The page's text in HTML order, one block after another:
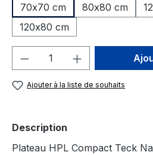
70x70 cm
80x80 cm
120x80 cm
Quantité de produit
Ajouter à la liste de souhaits
Description
Plateau HPL Compact Teck